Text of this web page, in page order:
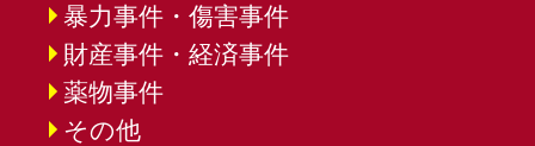
暴力事件・傷害事件
財産事件・経済事件
薬物事件
その他